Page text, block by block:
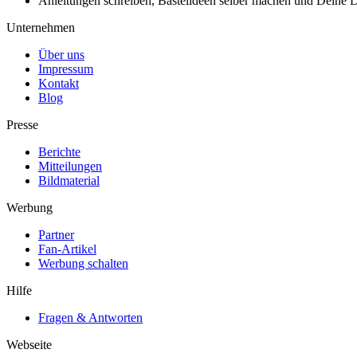
Unternehmen
Über uns
Impressum
Kontakt
Blog
Presse
Berichte
Mitteilungen
Bildmaterial
Werbung
Partner
Fan-Artikel
Werbung schalten
Hilfe
Fragen & Antworten
Webseite